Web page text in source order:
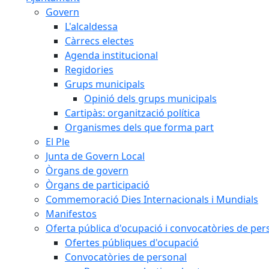
Govern
L'alcaldessa
Càrrecs electes
Agenda institucional
Regidories
Grups municipals
Opinió dels grups municipals
Cartipàs: organització política
Organismes dels que forma part
El Ple
Junta de Govern Local
Òrgans de govern
Òrgans de participació
Commemoració Dies Internacionals i Mundials
Manifestos
Oferta pública d'ocupació i convocatòries de
Ofertes públiques d'ocupació
Convocatòries de personal